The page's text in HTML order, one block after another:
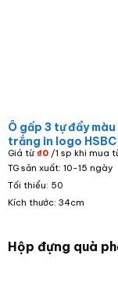
Ô gấp 3 tự đẩy
trắng in logo
03
Giá từ ₫0/1 sp khi mua
TG sản xuất: 10-15 ngày
Tối thiểu: 50
Kích thước: 34cm
Hộp đựng quà